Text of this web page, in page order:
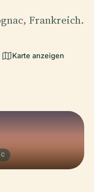
Frankreich.
Karte anzeigen